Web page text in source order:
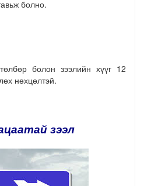
болно.
болон зээлийн хүүг 12
нөхцөлтэй.
зээл